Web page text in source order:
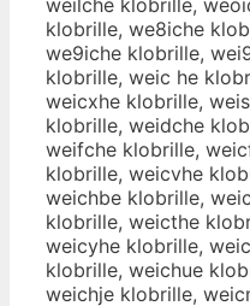
klobrille, we8iche
we9iche klobrille,
klobrille, weic he
weicxhe klobrille,
klobrille, weidche
weifche klobrille,
klobrille, weicvhe
weichbe klobrille,
klobrille, weicthe
weicyhe klobrille,
klobrille, weichue
weichje klobrille,